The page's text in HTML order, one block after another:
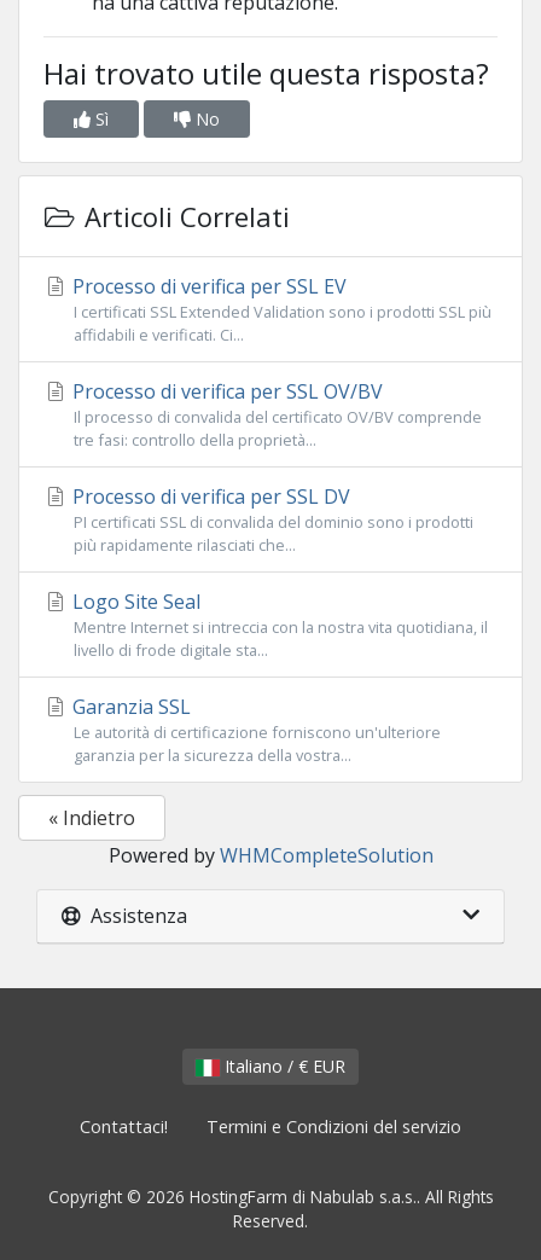
Hai trovato utile questa risposta?
Sì No
Articoli Correlati
Processo di verifica per SSL EV
I certificati SSL Extended Validation sono i prodotti SSL più
affidabili e verificati. Ci...
Processo di verifica per SSL OV/BV
Il processo di convalida del certificato OV/BV comprende
tre fasi: controllo della proprietà...
Processo di verifica per SSL DV
PI certificati SSL di convalida del dominio sono i prodotti
più rapidamente rilasciati che...
Logo Site Seal
Mentre Internet si intreccia con la nostra vita quotidiana, il
livello di frode digitale sta...
Garanzia SSL
Le autorità di certificazione forniscono un'ulteriore
garanzia per la sicurezza della vostra...
« Indietro
Powered byWHMCompleteSolution
Assistenza
Italiano / € EUR
Contattaci! Termini e Condizioni del servizio
Copyright © 2026 HostingFarm di Nabulab s.a.s.. All Rights
Reserved.